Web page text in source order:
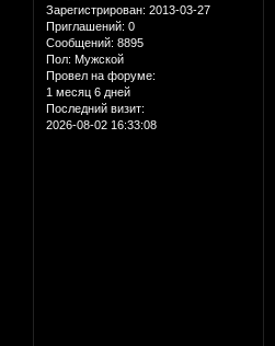
Зарегистрирован: 2013-03-27
Приглашений: 0
Сообщений: 8895
Пол: Мужской
Провел на форуме:
1 месяц 6 дней
Последний визит:
2026-08-02 16:33:08